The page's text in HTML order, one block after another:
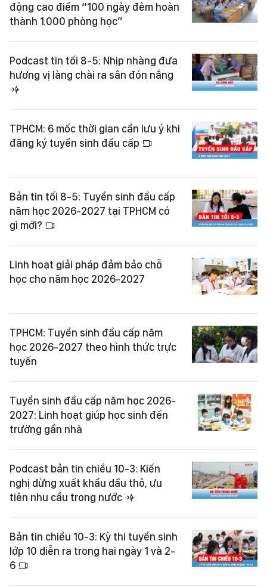
động cao điểm “100 ngày đêm hoàn
thành 1.000 phòng học”
Podcast tin tối 8-5: Nhịp nhàng đưa
hương vị làng chài ra sân đón nắng
TPHCM: 6 mốc thời gian cần lưu ý khi
đăng ký tuyển sinh đầu cấp
Bản tin tối 8-5: Tuyển sinh đầu cấp
năm học 2026-2027 tại TPHCM có
gì mới?
Linh hoạt giải pháp đảm bảo chỗ
học cho năm học 2026-2027
TPHCM: Tuyển sinh đầu cấp năm
học 2026-2027 theo hình thức trực
tuyến
Tuyển sinh đầu cấp năm học 2026-
2027: Linh hoạt giúp học sinh đến
trường gần nhà
Podcast bản tin chiều 10-3: Kiến
nghị dừng xuất khẩu dầu thô, ưu
tiên nhu cầu trong nước
Bản tin chiều 10-3: Kỳ thi tuyển sinh
lớp 10 diễn ra trong hai ngày 1 và 2-
6